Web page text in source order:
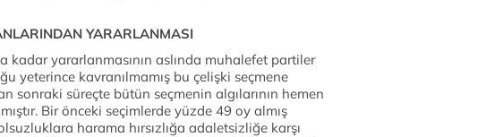
YARARLANMASI
kadar yararlanmasının aslında muhalefet partiler
yeterince kavranılmamış bu çelişki seçmene
sonraki süreçte bütün seçmenin algılarının hemen
Bir önceki seçimlerde yüzde 49 oy almış
harama hırsızlığa adaletsizliğe karşı